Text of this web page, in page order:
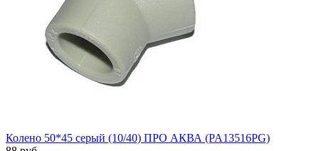
Колено 50*45 серый (10/40) ПРО АКВА (PA13516PG)